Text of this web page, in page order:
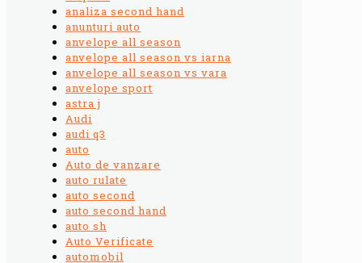
analiza second hand
anunturi auto
anvelope all season
anvelope all season vs iarna
anvelope all season vs vara
anvelope sport
astra j
Audi
audi q3
auto
Auto de vanzare
auto rulate
auto second
auto second hand
auto sh
Auto Verificate
automobil